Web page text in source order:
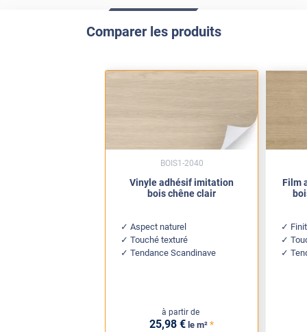
Comparer les produits
Vinyle adhésif imitation
bois chêne clair
Aspect naturel
Touché texturé
Tendance Scandinave
à partir de
25,98 € le m² *
BOIS1-2040
Film